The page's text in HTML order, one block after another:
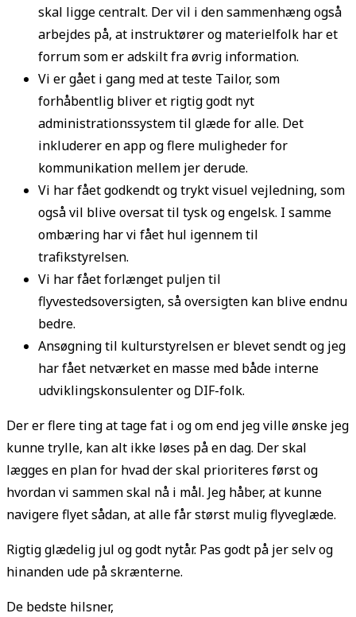
skal ligge centralt. Der vil i den sammenhæng også
arbejdes på, at instruktører og materielfolk har et
forrum som er adskilt fra øvrig information.
Vi er gået i gang med at teste Tailor, som
forhåbentlig bliver et rigtig godt nyt
administrationssystem til glæde for alle. Det
inkluderer en app og flere muligheder for
kommunikation mellem jer derude.
Vi har fået godkendt og trykt visuel vejledning, som
også vil blive oversat til tysk og engelsk. I samme
ombæring har vi fået hul igennem til
trafikstyrelsen.
Vi har fået forlænget puljen til
flyvestedsoversigten, så oversigten kan blive endnu
bedre.
Ansøgning til kulturstyrelsen er blevet sendt og jeg
har fået netværket en masse med både interne
udviklingskonsulenter og DIF-folk.
Der er flere ting at tage fat i og om end jeg ville ønske jeg
kunne trylle, kan alt ikke løses på en dag. Der skal
lægges en plan for hvad der skal prioriteres først og
hvordan vi sammen skal nå i mål. Jeg håber, at kunne
navigere flyet sådan, at alle får størst mulig flyveglæde.
Rigtig glædelig jul og godt nytår. Pas godt på jer selv og
hinanden ude på skrænterne.
De bedste hilsner,